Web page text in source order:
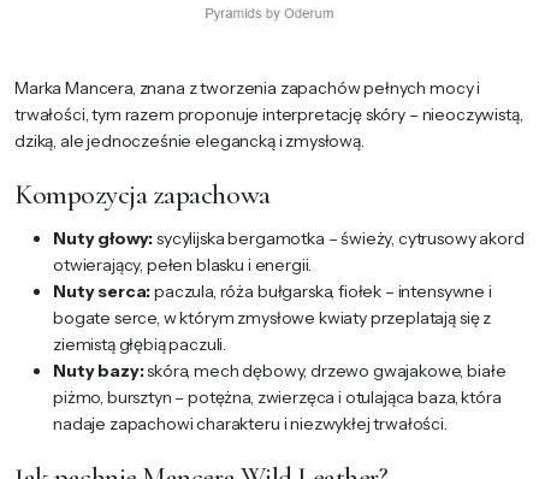
Marka Mancera, znana z tworzenia zapachów pełnych mocy i
trwałości, tym razem proponuje interpretację skóry – nieoczywistą,
dziką, ale jednocześnie elegancką i zmysłową.
Kompozycja zapachowa
Nuty głowy:sycylijska bergamotka – świeży, cytrusowy akord
otwierający, pełen blasku i energii.
Nuty serca:paczula, róża bułgarska, fiołek – intensywne i
bogate serce, w którym zmysłowe kwiaty przeplatają się z
ziemistą głębią paczuli.
Nuty bazy:skóra, mech dębowy, drzewo gwajakowe, białe
piżmo, bursztyn – potężna, zwierzęca i otulająca baza, która
nadaje zapachowi charakteru i niezwykłej trwałości.